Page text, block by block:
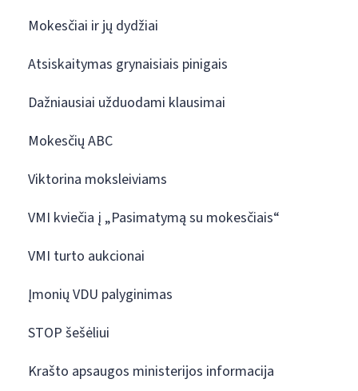
Mokesčiai ir jų dydžiai
Atsiskaitymas grynaisiais pinigais
Dažniausiai užduodami klausimai
Mokesčių ABC
Viktorina moksleiviams
VMI kviečia į „Pasimatymą su mokesčiais“
VMI turto aukcionai
Įmonių VDU palyginimas
STOP šešėliui
Krašto apsaugos ministerijos informacija